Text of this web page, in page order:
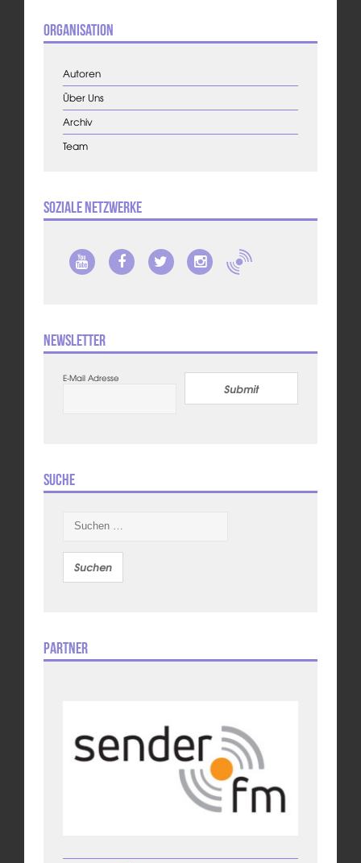
Organisation
Autoren
Über Uns
Archiv
Team
Soziale Netzwerke
Newsletter
E-Mail Adresse
Submit
Suche
nach:
Partner